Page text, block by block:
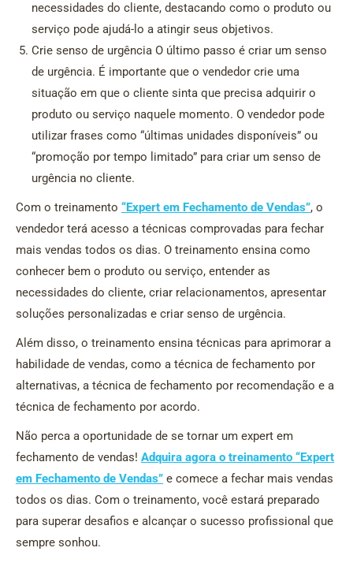
necessidades do cliente, destacando como o produto ou
serviço pode ajudá-lo a atingir seus objetivos.
Crie senso de urgência O último passo é criar um senso
de urgência. É importante que o vendedor crie uma
situação em que o cliente sinta que precisa adquirir o
produto ou serviço naquele momento. O vendedor pode
utilizar frases como “últimas unidades disponíveis” ou
“promoção por tempo limitado” para criar um senso de
urgência no cliente.
Com o treinamento “Expert em Fechamento de Vendas”, o
vendedor terá acesso a técnicas comprovadas para fechar
mais vendas todos os dias. O treinamento ensina como
conhecer bem o produto ou serviço, entender as
necessidades do cliente, criar relacionamentos, apresentar
soluções personalizadas e criar senso de urgência.
Além disso, o treinamento ensina técnicas para aprimorar a
habilidade de vendas, como a técnica de fechamento por
alternativas, a técnica de fechamento por recomendação e a
técnica de fechamento por acordo.
Não perca a oportunidade de se tornar um expert em
fechamento de vendas! Adquira agora o treinamento “Expert
em Fechamento de Vendas” e comece a fechar mais vendas
todos os dias. Com o treinamento, você estará preparado
para superar desafios e alcançar o sucesso profissional que
sempre sonhou.